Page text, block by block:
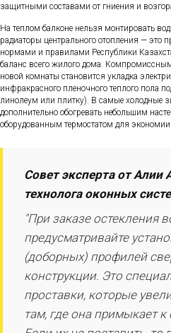
защитными составами от гниения и
На теплом балконе нельзя монтировать
радиаторы центрального отопления — это
нормами и правилами Республики
баланс всего жилого дома.
новой комнаты становится укладка
инфракрасного пленочного теплого пола
линолеум или плитку). В самые холодные
дополнительно обогревать небольшим
оборудованным термостатом для экономии
Совет эксперта от Алии
технолога оконных
"При заказе остекления
предусматривайте
(доборных) профилей
конструкции. Это
проставки, которые
там, где она примыкает к